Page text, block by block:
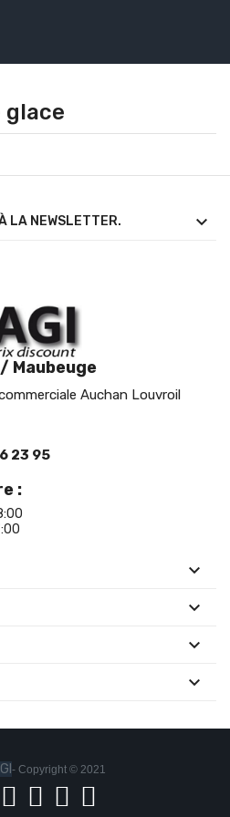
glace
LA NEWSLETTER. 
Maubeuge
Auchan Louvroil
23 95
:




- Copyright © 2021